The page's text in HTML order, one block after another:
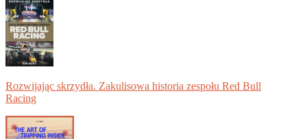
Rozwijając skrzydła. Zakulisowa historia zespołu Red Bull
Racing